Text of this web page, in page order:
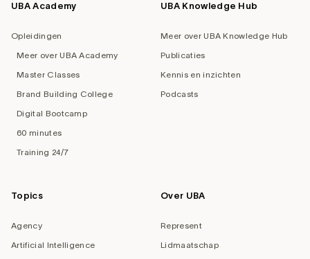
UBA Academy
Opleidingen
Meer over UBA Academy
Master Classes
Brand Building College
Digital Bootcamp
60 minutes
Training 24/7
UBA Knowledge Hub
Meer over UBA Knowledge Hub
Publicaties
Kennis en inzichten
Podcasts
Topics
Agency
Artificial Intelligence
Over UBA
Represent
Lidmaatschap